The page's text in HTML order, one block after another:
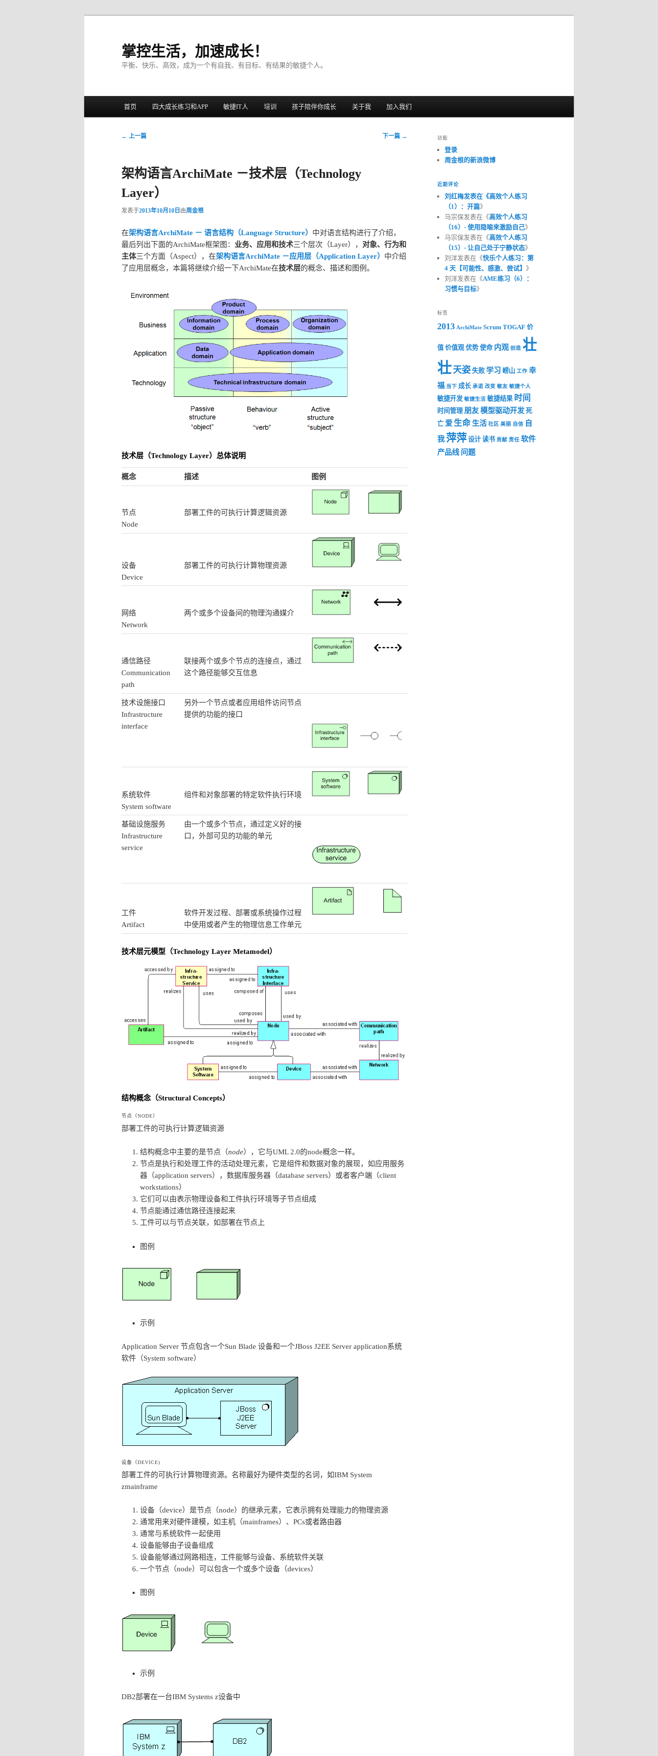
掌控生活，加速成长！
平衡、快乐、高效，成为一个有自我、有目标、有结果的敏捷个人。
跳至主内容区域
跳至副内容区域
首页 四大成长练习和APP 敏捷IT人 培训 孩子陪伴你成长 关于我 加入我们
文章导航
← 上一篇 下一篇 →
架构语言ArchiMate －技术层（Technology
Layer）
发表于2013年10月10日 由周金根
在架构语言ArchiMate － 语言结构（Language Structure） 中对语言结构进行了介绍，
最后列出下面的ArchiMate框架图： 业务、应用和技术三个层次（Layer）， 对象、行为和
主体三个方面（Aspect），在架构语言ArchiMate －应用层（Application Layer） 中介绍
了应用层概念，本篇将继续介绍一下ArchiMate在技术层的概念、描述和图例。
技术层（Technology Layer）总体说明
概念 描述 图例
节点
Node
部署工件的可执行计算逻辑资源
设备
Device
部署工件的可执行计算物理资源
网络
Network
两个或多个设备间的物理沟通媒介
通信路径
Communication
path
联接两个或多个节点的连接点，通过
这个路径能够交互信息
技术设施接口
Infrastructure
interface
另外一个节点或者应用组件访问节点
提供的功能的接口
系统软件
System software
组件和对象部署的特定软件执行环境
基础设施服务
Infrastructure
service
由一个或多个节点，通过定义好的接
口，外部可见的功能的单元
工件
Artifact
软件开发过程、部署或系统操作过程
中使用或者产生的物理信息工作单元
技术层元模型（Technology Layer Metamodel）
结构概念（Structural Concepts）
节点（NODE）
部署工件的可执行计算逻辑资源
结构概念中主要的是节点（node），它与UML 2.0的node概念一样。
节点是执行和处理工件的活动处理元素，它是组件和数据对象的展现，如应用服务
器（application servers），数据库服务器（database servers）或者客户端（client
workstations）
它们可以由表示物理设备和工件执行环境等子节点组成
节点能通过通信路径连接起来
工件可以与节点关联，如部署在节点上
图例
示例
Application Server 节点包含一个Sun Blade 设备和一个JBoss J2EE Server application系统
软件（System software）
设备（DEVICE)
部署工件的可执行计算物理资源。名称最好为硬件类型的名词，如IBM System
zmainframe
设备（device）是节点（node）的继承元素，它表示拥有处理能力的物理资源
通常用来对硬件建模，如主机（mainframes）、PCs或者路由器
通常与系统软件一起使用
设备能够由子设备组成
设备能够通过网路相连，工件能够与设备、系统软件关联
一个节点（node）可以包含一个或多个设备（devices）
图例
示例
DB2部署在一台IBM Systems z设备中
功能
登录
周金根的新浪微博
近期评论
刘红梅发表在《高效个人练习
（1）：开篇》
马宗保发表在《高效个人练习
（16）- 使用隐喻来激励自己》
马宗保发表在《高效个人练习
（15）- 让自己处于宁静状态》
刘洋发表在《快乐个人练习：第
4 天【可能性、感激、尝试】 》
刘洋发表在《AME练习（6）：
习惯与目标》
标签
2013 ArchiMate Scrum TOGAF 价
值 价值观 优势 使命 内观 创造 壮
壮 天姿 失败 学习 崂山 工作 幸
福 当下 成长 承诺 改变 敏友 敏捷个人
敏捷开发 敏捷生活 敏捷结果 时间
时间管理 朋友模型驱动开发 死
亡 爱 生命 生活 社区 美丽 自信
自
我 萍萍 设计 读书 贡献 责任 软件
产品线 问题